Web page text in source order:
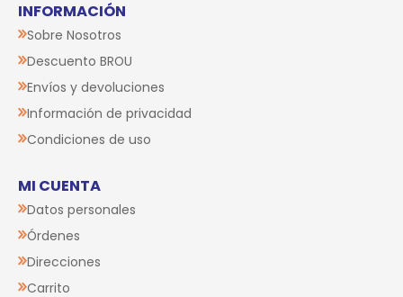
INFORMACIÓN
Sobre Nosotros
Descuento BROU
Envíos y devoluciones
Información de privacidad
Condiciones de uso
MI CUENTA
Datos personales
Órdenes
Direcciones
Carrito